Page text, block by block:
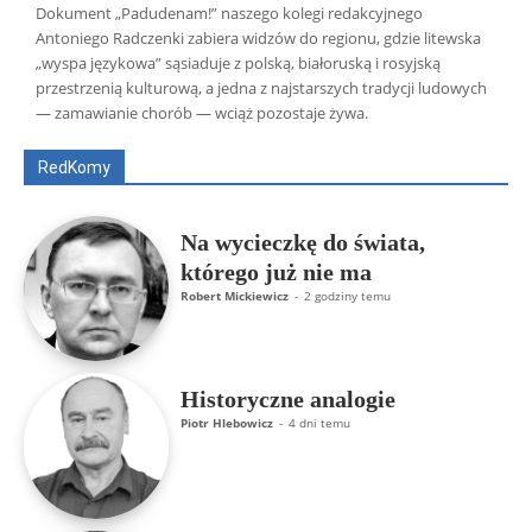
Dokument „Padudenam!” naszego kolegi redakcyjnego
Antoniego Radczenki zabiera widzów do regionu, gdzie litewska
„wyspa językowa” sąsiaduje z polską, białoruską i rosyjską
przestrzenią kulturową, a jedna z najstarszych tradycji ludowych
— zamawianie chorób — wciąż pozostaje żywa.
RedKomy
Wszyscy Aleksander Borowik
Antoni Radczenko
Artur Płokszto
Grzegorz Górny
ks. Jarosław Wąsowicz SDB
Na wycieczkę do świata,
którego już nie ma
Robert Mickiewicz - 2 godziny temu
Historyczne analogie
Piotr Hlebowicz - 4 dni temu